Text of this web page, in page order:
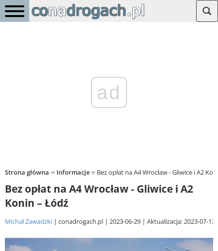
ad
Strona główna Informacje Bez opłat na A4 Wrocław - Gliwice i A2
Bez opłat na A4 Wrocław - Gliwice i A2
Konin – Łódź
Michał Zawadzki conadrogach.pl 2023-06-29 Aktualizacja: 2023-07-13